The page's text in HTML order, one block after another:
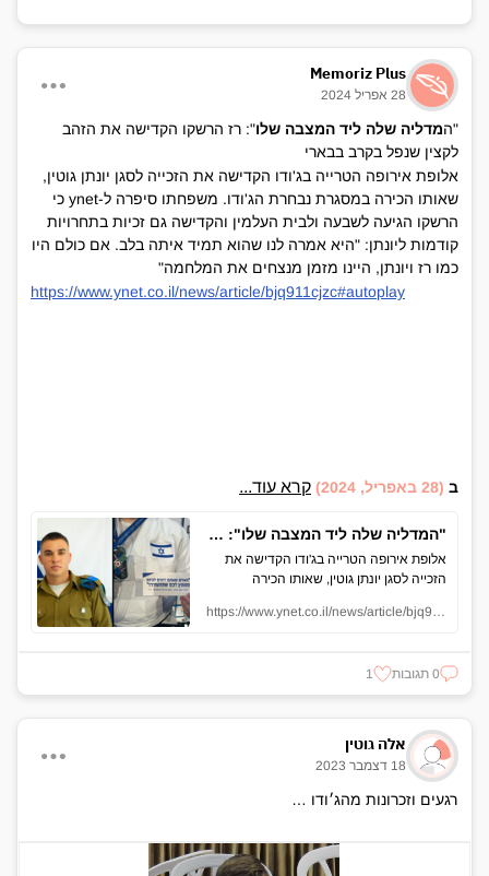
Memoriz Plus
28 אפריל 2024
"המדליה שלה ליד המצבה שלו": רז הרשקו הקדישה את הזהב
לקצין שנפל בקרב בבארי
אלופת אירופה הטרייה בג'ודו הקדישה את הזכייה לסגן יונתן גוטין,
שאותו הכירה במסגרת נבחרת הג'ודו. משפחתו סיפרה ל-ynet כי
הרשקו הגיעה לשבעה ולבית העלמין והקדישה גם זכיות בתחרויות
קודמות ליונתן: "היא אמרה לנו שהוא תמיד איתה בלב. אם כולם היו
כמו רז ויונתן, היינו מזמן מנצחים את המלחמה"
https://www.ynet.co.il/news/article/bjq911cjzc#autoplay
ב (28 באפריל, 2024) קרא עוד...
"המדליה שלה ליד המצבה שלו": רז הרשקו הקדישה את הזהב לקצין שנפל בקרב בבארי
אלופת אירופה הטרייה בג'ודו הקדישה את
הזכייה לסגן יונתן גוטין, שאותו הכירה
ynet כי הרשקו הגיעה לשבעה ולבית העלמין
כולם היו כמו רז ויונתן, היינו מזמן מנצחים את
המלחמה"
https://www.ynet.co.il/news/article/bjq911cjzc#autoplay
0 תגובות 1
אלה גוטין
18 דצמבר 2023
רגעים וזכרונות מהג׳ודו …